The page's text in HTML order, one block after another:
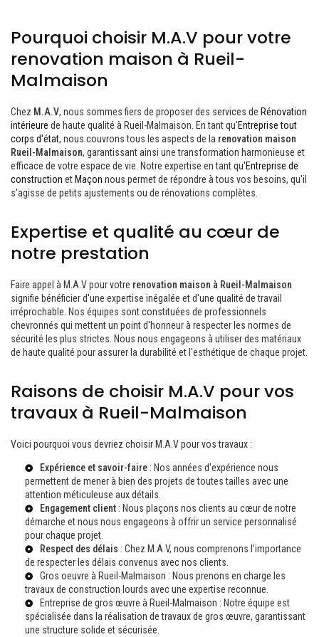
Pourquoi choisir M.A.V pour votre
renovation maison à Rueil-
Malmaison
Chez M.A.V, nous sommes fiers de proposer des services de Rénovation
intérieure de haute qualité à Rueil-Malmaison. En tant qu'Entreprise tout
corps d'état, nous couvrons tous les aspects de la renovation maison
Rueil-Malmaison, garantissant ainsi une transformation harmonieuse et
efficace de votre espace de vie. Notre expertise en tant qu'Entreprise de
construction et Maçon nous permet de répondre à tous vos besoins, qu'il
s'agisse de petits ajustements ou de rénovations complètes.
Expertise et qualité au cœur de
notre prestation
Faire appel à M.A.V pour votre renovation maison à Rueil-Malmaison
signifie bénéficier d'une expertise inégalée et d'une qualité de travail
irréprochable. Nos équipes sont constituées de professionnels
chevronnés qui mettent un point d'honneur à respecter les normes de
sécurité les plus strictes. Nous nous engageons à utiliser des matériaux
de haute qualité pour assurer la durabilité et l'esthétique de chaque projet.
Raisons de choisir M.A.V pour vos
travaux à Rueil-Malmaison
Voici pourquoi vous devriez choisir M.A.V pour vos travaux :
Expérience et savoir-faire : Nos années d'expérience nous
permettent de mener à bien des projets de toutes tailles avec une
attention méticuleuse aux détails.
Engagement client : Nous plaçons nos clients au cœur de notre
démarche et nous nous engageons à offrir un service personnalisé
pour chaque projet.
Respect des délais : Chez M.A.V, nous comprenons l'importance
de respecter les délais convenus avec nos clients.
Gros oeuvre à Rueil-Malmaison : Nous prenons en charge les
travaux de construction lourds avec une expertise reconnue.
Entreprise de gros œuvre à Rueil-Malmaison : Notre équipe est
spécialisée dans la réalisation de travaux de gros œuvre, garantissant
une structure solide et sécurisée.